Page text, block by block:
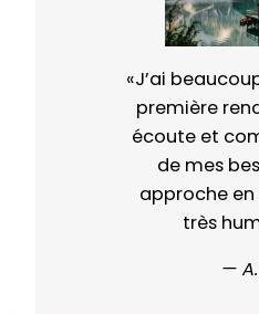
«J’ai
première
écoute et
de mes
approche
très
— A.